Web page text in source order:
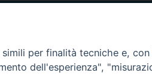
per finalità tecniche e,
dell'esperienza",